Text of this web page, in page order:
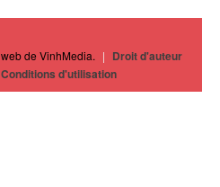
de VinhMedia. | Droit d'auteur
Conditions d'utilisation